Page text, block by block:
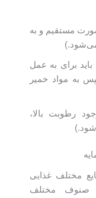
مستقیم و به
برای به عمل
به مواد خمیر
رطوبت بالا،
مختلف غذایی
صنوف مختلف